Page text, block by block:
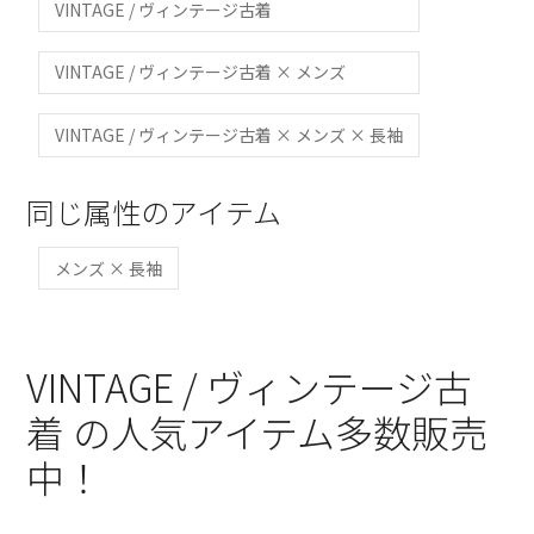
VINTAGE / ヴィンテージ古着
VINTAGE / ヴィンテージ古着 × メンズ
VINTAGE / ヴィンテージ古着 × メンズ × 長袖
同じ属性のアイテム
メンズ × 長袖
VINTAGE / ヴィンテージ古
着 の人気アイテム多数販売
中！